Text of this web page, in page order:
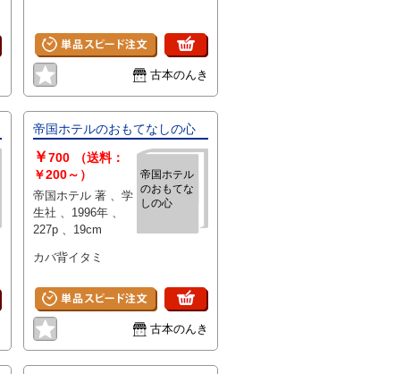
古本のんき
帝国ホテルのおもてなしの心
帝国ホテル
のおもてな
しの心
￥700
（送料：
￥200～）
帝国ホテル 著 、学
生社 、1996年 、
227p 、19cm
カバ背イタミ
古本のんき